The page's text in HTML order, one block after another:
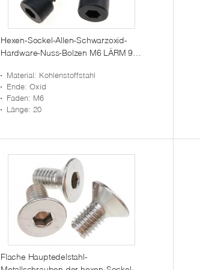
Hexen-Sockel-Allen-Schwarzoxid-
Hardware-Nuss-Bolzen M6 LÄRM 912
Material: Kohlenstoffstahl
Ende: Oxid
Faden: M6
Länge: 20
Flache Hauptedelstahl-